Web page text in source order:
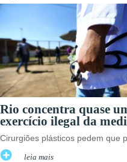
Rio concentra quase
exercício ilegal da
Cirurgiões plásticos pedem que
leia mais